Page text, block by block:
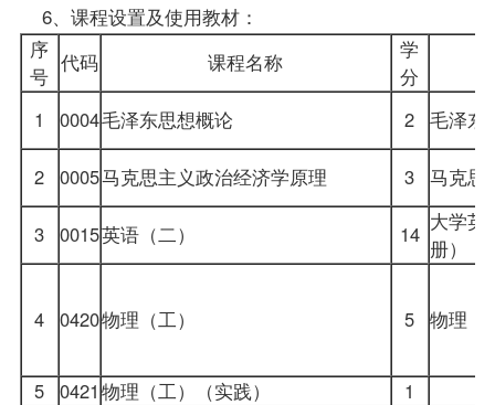
6、课程设置及使用教材：
序
号
代码 课程名称
学
分
1
0004毛泽东思想概论 2 毛泽东
2 0005马克思主义政治经济学原理 3 马克思
3 0015英语（二） 14 大学英
册）
4 0420物理（工） 5 物理（
5 0421 物理（工）（实践）
1